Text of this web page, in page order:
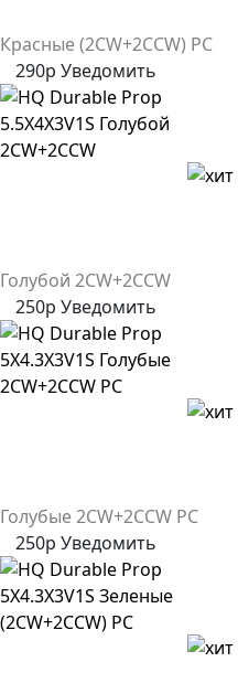
Красные (2CW+2CCW) PC
290р Уведомить
Голубой 2CW+2CCW
250р Уведомить
Голубые 2CW+2CCW PC
250р Уведомить